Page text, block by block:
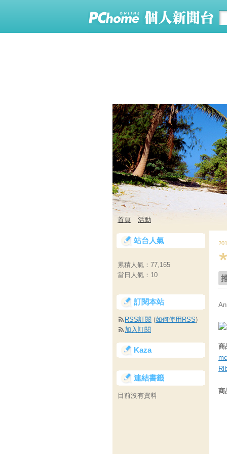
首頁 活動
商
商
站台人氣
累積人氣： 77,165
當日人氣： 10
訂閱本站
RSS訂閱 (如何使用RSS)
加入訂閱
Kaza
連結書籤
目前沒有資料